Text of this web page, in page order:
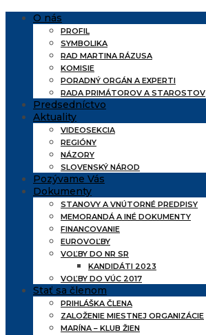
O nás
PROFIL
SYMBOLIKA
RAD MARTINA RÁZUSA
KOMISIE
PORADNÝ ORGÁN A EXPERTI
RADA PRIMÁTOROV A STAROSTOV
Predsedníctvo
Aktuality
VIDEOSEKCIA
REGIÓNY
NÁZORY
SLOVENSKÝ NÁROD
Pozývame Vás
Dokumenty
STANOVY A VNÚTORNÉ PREDPISY
MEMORANDÁ A INÉ DOKUMENTY
FINANCOVANIE
EUROVOĽBY
VOĽBY DO NR SR
KANDIDÁTI 2023
VOĽBY DO VÚC 2017
Stať sa členom
PRIHLÁŠKA ČLENA
ZALOŽENIE MIESTNEJ ORGANIZÁCIE
MARÍNA – KLUB ŽIEN